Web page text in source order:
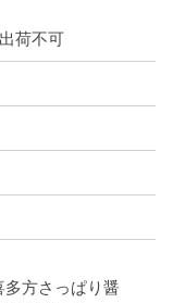
荷不可
多方さっぱり醤